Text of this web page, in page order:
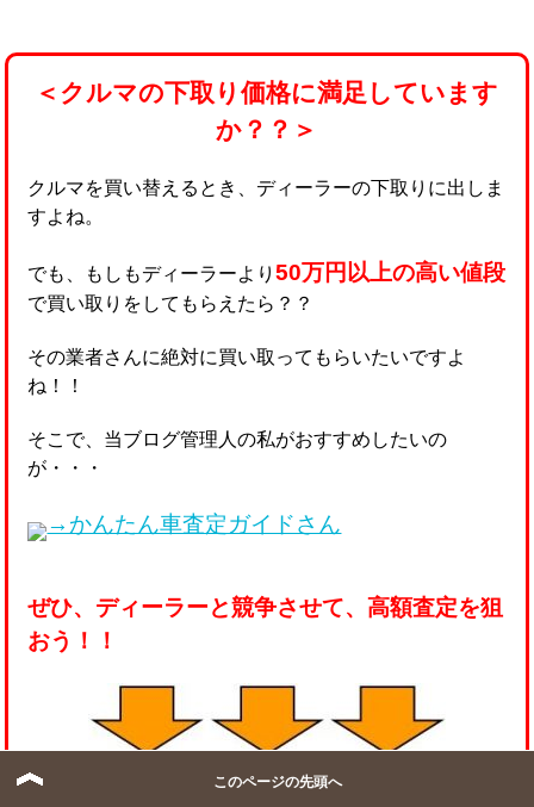
＜クルマの下取り価格に満足しています
か？？＞
クルマを買い替えるとき、ディーラーの下取りに出しま
すよね。
でも、もしもディーラーより50万円以上の高い値段
で買い取りをしてもらえたら？？
その業者さんに絶対に買い取ってもらいたいですよ
ね！！
そこで、当ブログ管理人の私がおすすめしたいの
が・・・
→かんたん車査定ガイドさん
ぜひ、ディーラーと競争させて、高額査定を狙
おう！！
このページの先頭へ